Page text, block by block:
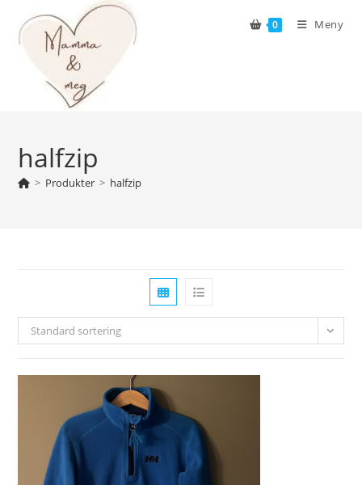
content
0 Meny
halfzip
> Produkter > halfzip
Standard sortering